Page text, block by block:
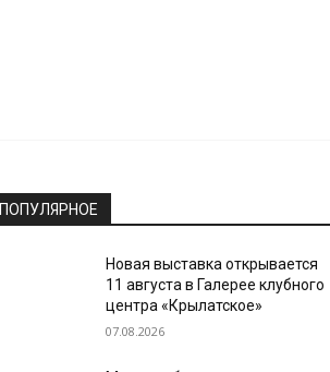
ПОПУЛЯРНОЕ
Новая выставка открывается
11 августа в Галерее клубного
центра «Крылатское»
07.08.2026